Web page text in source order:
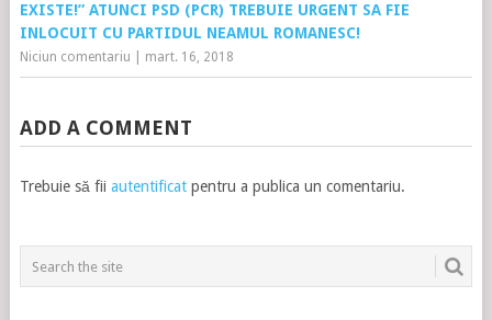
EXISTE!” ATUNCI PSD (PCR) TREBUIE URGENT SA FIE
INLOCUIT CU PARTIDUL NEAMUL ROMANESC!
Niciun comentariu mart. 16, 2018
ADD A COMMENT
Trebuie să fii autentificatpentru a publica un comentariu.